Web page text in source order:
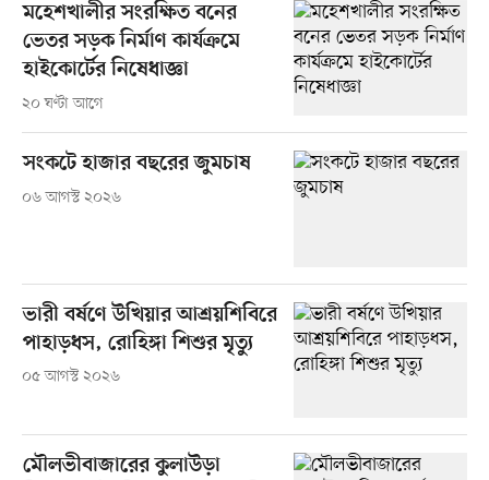
মহেশখালীর সংরক্ষিত বনের
ভেতর সড়ক নির্মাণ কার্যক্রমে
হাইকোর্টের নিষেধাজ্ঞা
২০ ঘণ্টা আগে
সংকটে হাজার বছরের জুমচাষ
০৬ আগস্ট ২০২৬
ভারী বর্ষণে উখিয়ার আশ্রয়শিবিরে
পাহাড়ধস, রোহিঙ্গা শিশুর মৃত্যু
০৫ আগস্ট ২০২৬
মৌলভীবাজারের কুলাউড়া